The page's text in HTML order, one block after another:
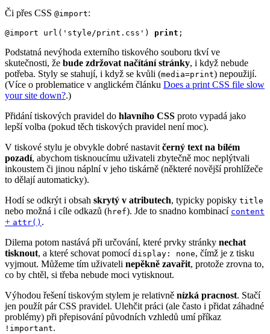
Či přes CSS @import:
@import url('style/print.css') print ;
Podstatná nevýhoda externího tiskového souboru tkví ve
skutečnosti, že bude zdržovat načítání stránky, i když nebude
potřeba. Styly se stahují, i když se kvůli (media=print) nepoužijí.
(Více o problematice v anglickém článku Does a print CSS file slow
your site down?.)
Přidání tiskových pravidel do hlavního CSS proto vypadá jako
lepší volba (pokud těch tiskových pravidel není moc).
V tiskové stylu je obvykle dobré nastavit černý text na bílém
pozadí, abychom tisknoucímu uživateli zbytečně moc neplýtvali
inkoustem či jinou náplní v jeho tiskárně (některé novější prohlížeče
to dělají automaticky).
Hodí se odkrýt i obsah skrytý v atributech, typicky popisky title
nebo možná i cíle odkazů (href). Jde to snadno kombinací content
+ attr() .
Dilema potom nastává při určování, které prvky stránky nechat
tisknout, a které schovat pomocí display: none, čímž je z tisku
vyjmout. Můžeme tím uživateli nepěkně zavařit, protože zrovna to,
co by chtěl, si třeba nebude moci vytisknout.
Výhodou řešení tiskovým stylem je relativně nízká pracnost. Stačí
jen použít pár CSS pravidel. Ulehčit práci (ale často i přidat záhadné
problémy) při přepisování původních vzhledů umí příkaz
!important.